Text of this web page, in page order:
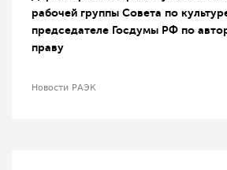
рабочей группы Совета по
председателе Госдумы РФ по
праву
Новости РАЭК